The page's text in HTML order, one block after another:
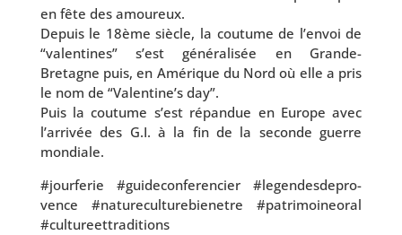
en fête des amoureux.
Depuis le 18ème siècle, la cou­tume de l’en­voi de
“valen­tines” s’est géné­ra­li­sée en Grande-
Bretagne puis, en Amérique du Nord où elle a pris
le nom de “Valentine’s day”.
Puis la cou­tume s’est répan­due en Europe avec
l’ar­ri­vée des G.I. à la fin de la seconde guerre
mondiale.
#jour­fe­rie #gui­de­con­fe­ren­cier #legen­des­de­pro­
vence #natu­re­cul­tu­re­bie­netre #patri­moi­neo­ral
#cultu­reet­tra­di­tions